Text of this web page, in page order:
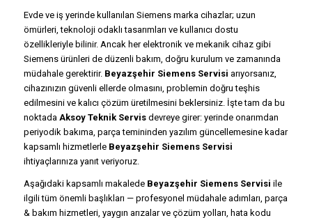
Evde ve iş yerinde kullanılan Siemens marka cihazlar; uzun
ömürleri, teknoloji odaklı tasarımları ve kullanıcı dostu
özellikleriyle bilinir. Ancak her elektronik ve mekanik cihaz gibi
Siemens ürünleri de düzenli bakım, doğru kurulum ve zamanında
müdahale gerektirir. Beyazşehir Siemens Servisi arıyorsanız,
cihazınızın güvenli ellerde olmasını, problemin doğru teşhis
edilmesini ve kalıcı çözüm üretilmesini beklersiniz. İşte tam da bu
noktada Aksoy Teknik Servisdevreye girer: yerinde onarımdan
periyodik bakıma, parça temininden yazılım güncellemesine kadar
kapsamlı hizmetlerle Beyazşehir Siemens Servisi
ihtiyaçlarınıza yanıt veriyoruz.
Aşağıdaki kapsamlı makalede Beyazşehir Siemens Servisi ile
ilgili tüm önemli başlıkları — profesyonel müdahale adımları, parça
& bakım hizmetleri, yaygın arızalar ve çözüm yolları, hata kodu